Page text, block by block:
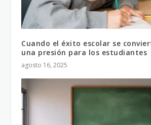
Cuando el éxito escolar se
una presión para los estudiantes
agosto 16, 2025